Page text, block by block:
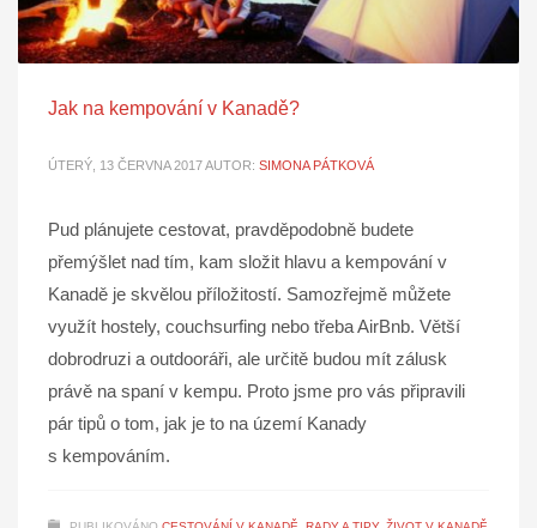
Jak na kempování v Kanadě?
ÚTERÝ, 13 ČERVNA 2017AUTOR: SIMONA PÁTKOVÁ
Pud plánujete cestovat, pravděpodobně budete
přemýšlet nad tím, kam složit hlavu a kempování v
Kanadě je skvělou příložitostí. Samozřejmě můžete
využít hostely, couchsurfing nebo třeba AirBnb. Větší
dobrodruzi a outdooráři, ale určitě budou mít zálusk
právě na spaní v kempu. Proto jsme pro vás připravili
pár tipů o tom, jak je to na území Kanady
s kempováním.